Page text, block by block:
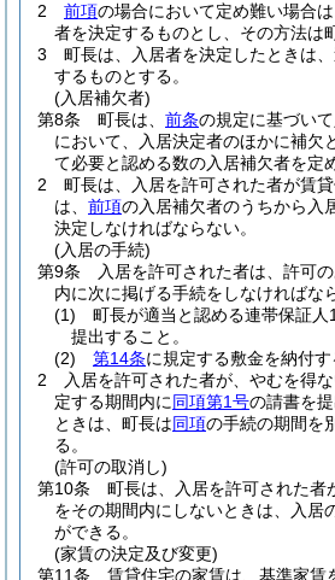
2
前項の場合において定め難い場合
者を決定するものとし、その方法は
3
町長は、入居者を決定したときは
するものとする。
(入居補欠者)
第8条
町長は、 前条の規定に基づい
において、入居決定者のほかに補欠
て必要と認める数の入居補欠者を定
2
町長は、入居を許可された者が賃
は、 前項の入居補欠者のうちから入
決定しなければならない。
(入居の手続)
第9条
入居を許可された者は、許可
内に次に掲げる手続をしなければな
(1)
町長が適当と認める連帯保証
提出すること。
(2)
第14条に規定する敷金を納付す
2
入居を許可された者が、やむを得
定する期間内に同項第1号の請書を
ときは、町長は同項の手続の期間を
る。
(許可の取消し)
第10条
町長は、入居を許可された者
をその期間内にしないときは、入居
ができる。
(家賃の決定及び変更)
第11条
賃貸住宅の家賃は、基準家賃